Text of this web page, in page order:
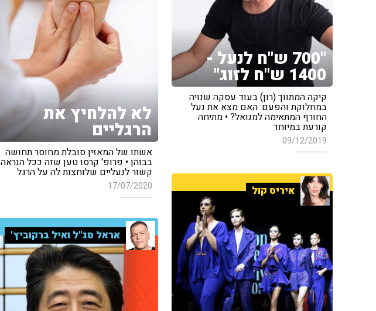
לא להלחיץ את
הרגליים
אשתו של המאזין סובלת מחוסר תחושה
בבוהן • פרופ' קרסו טען שזה ככל הנראה
קשור לנעליים שלוחצות לה על הרגל
17/07/2020
"700 ש"ח לנעל -
1400 ש"ח לזוג"
קיקה המתווך (רון) בעוד עסקה שנויה
במחלוקת והפעם: האם מצא את נעל
החורף המתאימה למנואל? • מתיחה
קורעת במיוחד
09/12/2019
איריס קול
אראל סג"ל ואיל ברקוביץ'